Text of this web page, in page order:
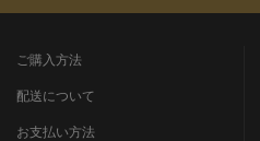
ご購入方法
配送について
お支払い方法